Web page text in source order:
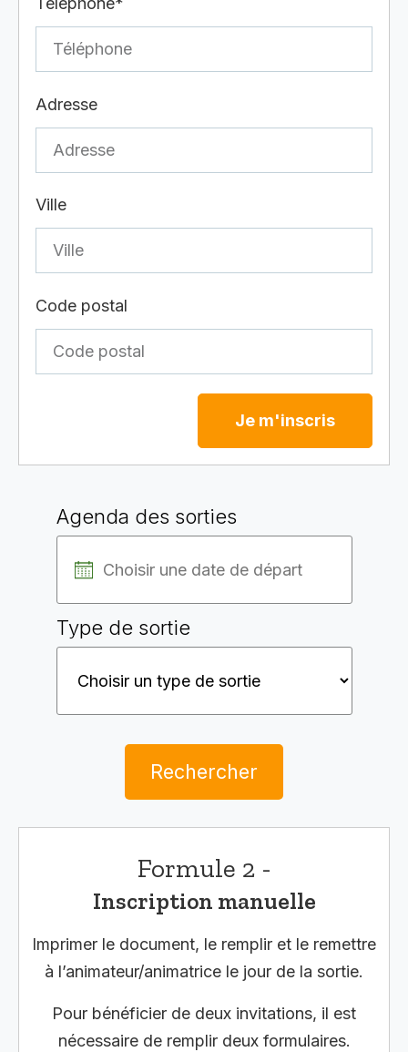
Adresse
Ville
Code postal
Je m'inscris
Agenda des sorties
Type de sortie
Rechercher
Formule 2 -
Inscription manuelle
Imprimer le document, le remplir et le remettre
à l’animateur/animatrice le jour de la sortie.
Pour bénéficier de deux invitations, il est
nécessaire de remplir deux formulaires.